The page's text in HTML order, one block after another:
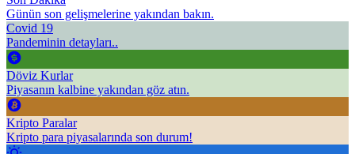
Günün son gelişmelerine yakından bakın.
Covid 19
Pandeminin detayları..
Döviz Kurlar
Piyasanın kalbine yakından göz atın.
Kripto Paralar
Kripto para piyasalarında son durum!